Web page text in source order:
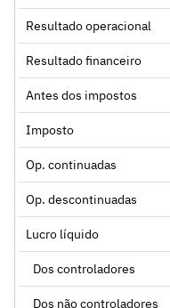
Resultado operacional
Resultado financeiro
Antes dos impostos
Imposto
Op. continuadas
Op. descontinuadas
Lucro líquido
Dos controladores
Dos não controladores